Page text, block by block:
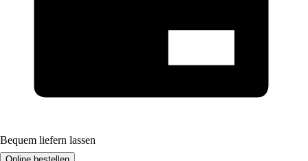
Bequem liefern lassen